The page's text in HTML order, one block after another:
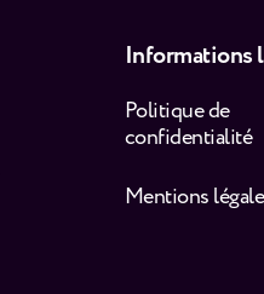
Informations
Politique de
confidentialité
Mentions